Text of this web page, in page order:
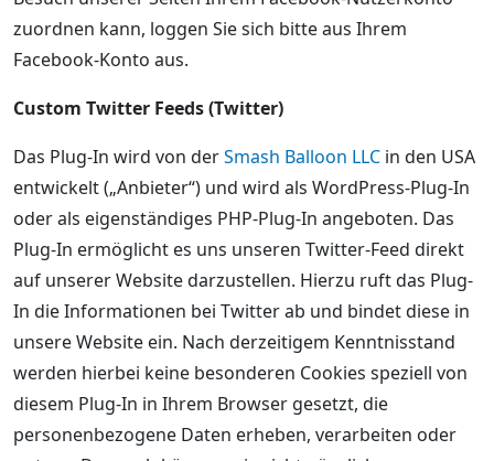
zuordnen kann, loggen Sie sich bitte aus Ihrem
Facebook-Konto aus.
Custom Twitter Feeds (Twitter)
Das Plug-In wird von derSmash Balloon LLC in den USA
entwickelt („Anbieter“) und wird als WordPress-Plug-In
oder als eigenständiges PHP-Plug-In angeboten. Das
Plug-In ermöglicht es uns unseren Twitter-Feed direkt
auf unserer Website darzustellen. Hierzu ruft das Plug-
In die Informationen bei Twitter ab und bindet diese in
unsere Website ein. Nach derzeitigem Kenntnisstand
werden hierbei keine besonderen Cookies speziell von
diesem Plug-In in Ihrem Browser gesetzt, die
personenbezogene Daten erheben, verarbeiten oder